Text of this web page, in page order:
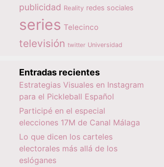
publicidad Reality redes sociales
series Telecinco
televisión twitter Universidad
Entradas recientes
Estrategias Visuales en Instagram
para el Pickleball Español
Participé en el especial
elecciones 17M de Canal Málaga
Lo que dicen los carteles
electorales más allá de los
eslóganes